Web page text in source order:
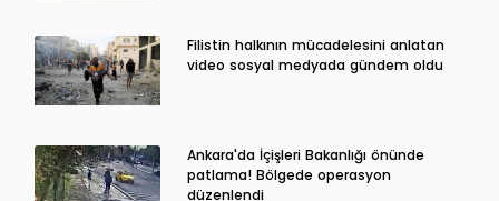
Filistin halkının mücadelesini anlatan
video sosyal medyada gündem oldu
Ankara'da İçişleri Bakanlığı önünde
patlama! Bölgede operasyon
düzenlendi